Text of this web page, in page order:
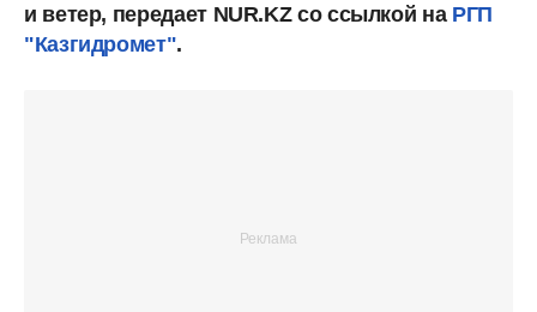
и ветер, передает NUR.KZ со ссылкой на РГП
"Казгидромет".